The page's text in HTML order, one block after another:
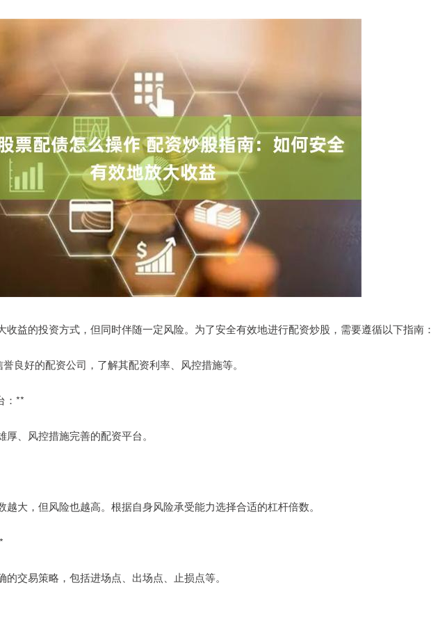
收益的投资方式，但同时伴随一定风险。为了安全有效地进行配资炒股，需要遵循以下指南：
良好的配资公司，了解其配资利率、风控措施等。
：**
、风控措施完善的配资平台。
大，但风险也越高。根据自身风险承受能力选择合适的杠杆倍数。
交易策略，包括进场点、出场点、止损点等。